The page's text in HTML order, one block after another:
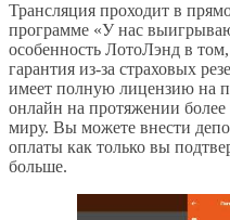
Трансляция проходит в
программе «У нас
особенность ЛотоЛэнд в
гарантия из-за страховых
имеет полную лицензию на
онлайн на протяжении
миру. Вы можете внести
оплаты как только вы
больше.